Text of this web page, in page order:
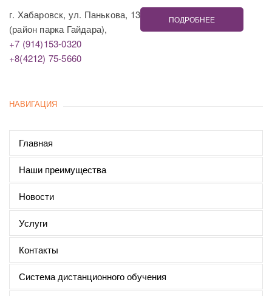
г. Хабаровск, ул. Панькова, 13
(район парка Гайдара),
+7 (914)153-0320
+8(4212) 75-5660
ПОДРОБНЕЕ
НАВИГАЦИЯ
Главная
Наши преимущества
Новости
Услуги
Контакты
Система дистанционного обучения